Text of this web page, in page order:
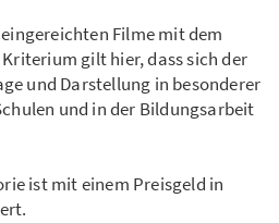
Filme mit dem
gilt hier, dass sich der
und Darstellung in besonderer
und in der Bildungsarbeit
ist mit einem Preisgeld in